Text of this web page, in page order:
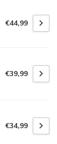
€44,99
€39,99
€34,99